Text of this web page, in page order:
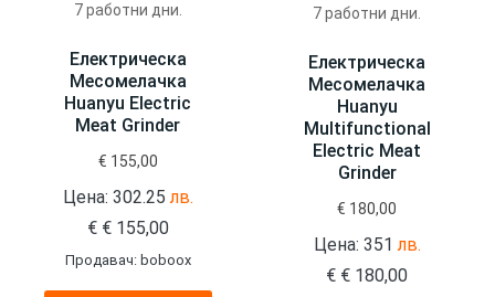
7 работни дни.
Електрическа
Месомелачка
Huanyu Electric
Meat Grinder
€ 155,00
Цена: 302.25лв.
€ €155,00
Продавач: boboox
7 работни дни.
Електрическа
Месомелачка
Huanyu
Multifunctional
Electric Meat
Grinder
€ 180,00
Цена: 351лв.
€ € 180,00